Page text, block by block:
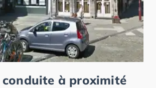
conduite à proximité